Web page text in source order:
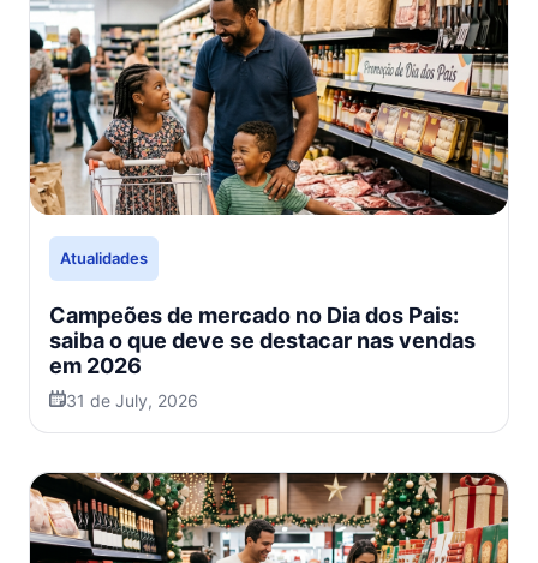
Atualidades
Campeões de mercado no Dia dos Pais:
saiba o que deve se destacar nas vendas
em 2026
31 de July, 2026